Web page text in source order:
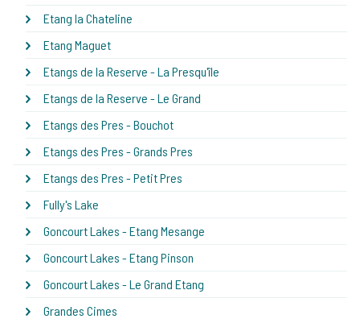
Etang la Chateline
Etang Maguet
Etangs de la Reserve - La Presqu'île
Etangs de la Reserve - Le Grand
Etangs des Pres - Bouchot
Etangs des Pres - Grands Pres
Etangs des Pres - Petit Pres
Fully's Lake
Goncourt Lakes - Etang Mesange
Goncourt Lakes - Etang Pinson
Goncourt Lakes - Le Grand Etang
Grandes Cimes